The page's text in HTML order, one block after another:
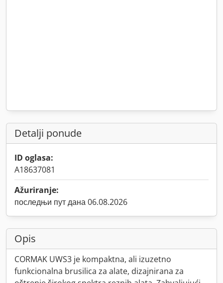
Detalji ponude
ID oglasa:
A18637081
Ažuriranje:
последњи пут дана 06.08.2026
Opis
CORMAK UWS3 je kompaktna, ali izuzetno
funkcionalna brusilica za alate, dizajnirana za